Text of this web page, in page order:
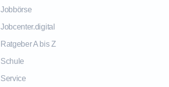
Jobbörse
Jobcenter.digital
Ratgeber A bis Z
Schule
Service